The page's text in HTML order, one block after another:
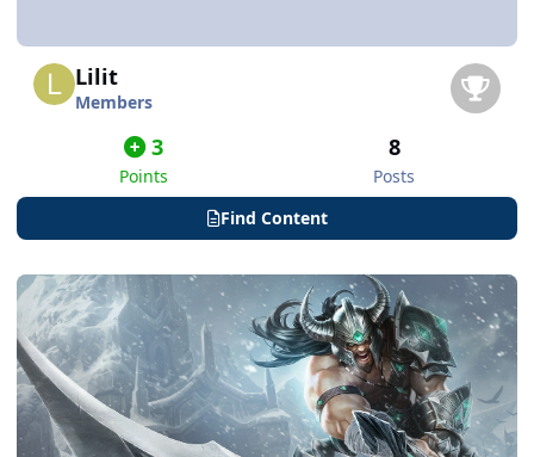
Lilit
Members
3
Points
8
Posts
Find Content